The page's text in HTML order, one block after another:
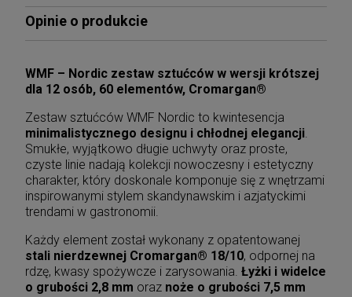
Opinie o produkcie
WMF – Nordic zestaw sztućców w wersji krótszej
dla 12 osób, 60 elementów, Cromargan®
Zestaw sztućców WMF Nordic to kwintesencja
minimalistycznego designu i chłodnej elegancji.
Smukłe, wyjątkowo długie uchwyty oraz proste,
czyste linie nadają kolekcji nowoczesny i estetyczny
charakter, który doskonale komponuje się z wnętrzami
inspirowanymi stylem skandynawskim i azjatyckimi
trendami w gastronomii.
Każdy element został wykonany z opatentowanej
stali nierdzewnej Cromargan® 18/10, odpornej na
rdzę, kwasy spożywcze i zarysowania. Łyżki i widelce
o grubości 2,8 mm oraz noże o grubości 7,5 mm